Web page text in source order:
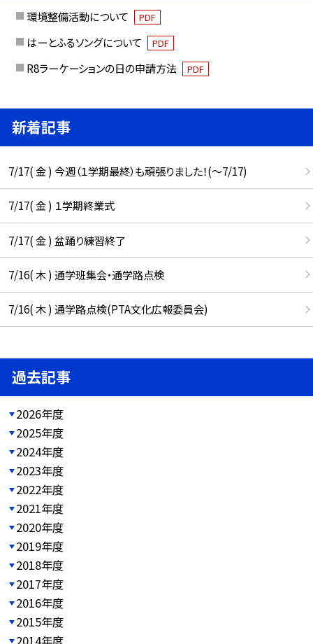
環境整備活動について PDF
はーとふるソングについて PDF
R8ラーケーションの日の申請方法 PDF
新着記事
7/17( 金 ) 今週（１学期最終）も頑張りました！(〜7/17)
7/17( 金 ) １学期終業式
7/17( 金 ) 盆踊り練習終了
7/16( 木 ) 通学班集会・通学路点検
7/16( 木 ) 通学路点検(PTA文化広報委員会)
過去記事
2026年度
2025年度
2024年度
2023年度
2022年度
2021年度
2020年度
2019年度
2018年度
2017年度
2016年度
2015年度
2014年度